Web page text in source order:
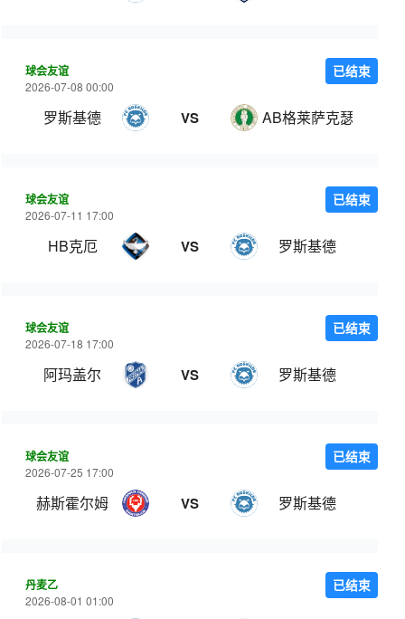
球会友谊
2026-07-08 00:00
罗斯基德 VS AB格莱萨克瑟
已结束
球会友谊
2026-07-11 17:00
HB克厄 VS 罗斯基德
已结束
球会友谊
2026-07-18 17:00
阿玛盖尔 VS 罗斯基德
已结束
球会友谊
2026-07-25 17:00
赫斯霍尔姆 VS 罗斯基德
已结束
丹麦乙
2026-08-01 01:00
已结束